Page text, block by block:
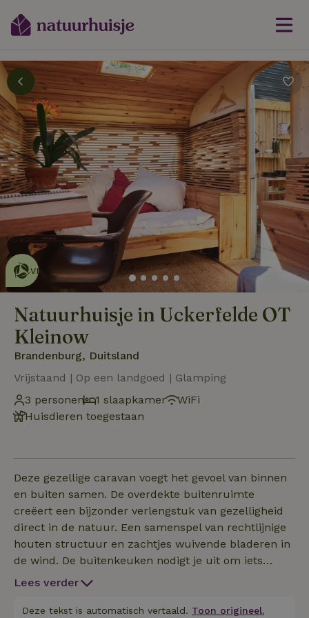
Dit natuurhuisje is eco-
vriendelijklees meer
Natuurhuisje in Uckerfelde OT
Kleinow
Brandenburg, Duitsland
Vrijstaand | Op een landgoed | Glamping
3 personen
1 slaapkamer
WiFi
Huisdieren toegestaan
Deze gezellige caravan voegt het gevoel van binnen
en buiten samen. De overdekte buitenruimte
creëert een bijzonder verlengstuk van gezelligheid
direct in de natuur. Een samenspel van rechtlijnige
houten structuur en zachtjes wuivende bladeren in
de wind. De buitenkeuken nodigt je uit om iets
nieuws te proberen - of dat nu een recept of een
slechts een paar meter afstand, waar je douches,
Lees verder
Deze tekst is automatisch vertaald. Toon origineel.